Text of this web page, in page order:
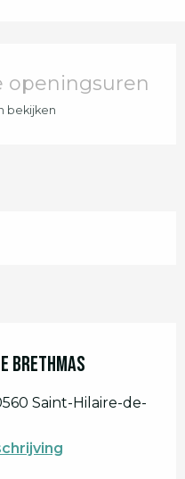
openingsuren
bekijken
Brethmas
Saint-Hilaire-de-